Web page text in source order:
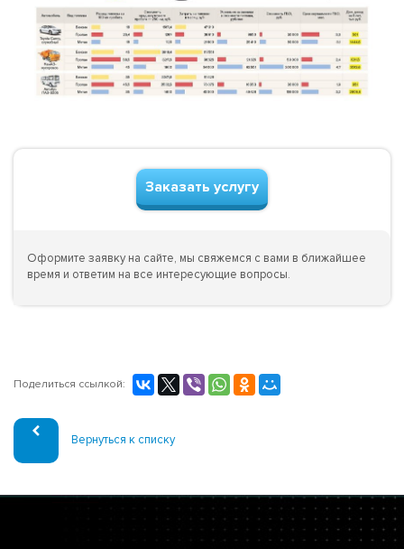
Заказать услугу
Оформите заявку на сайте, мы свяжемся с вами в ближайшее
время и ответим на все интересующие вопросы.
Поделиться ссылкой:
Вернуться к списку